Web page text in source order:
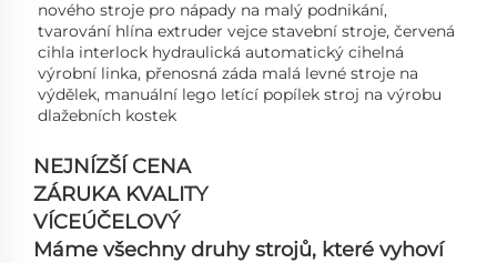
tvarování hlína extruder vejce stavební stroje, červená
cihla interlock hydraulická automatický cihelná
výrobní linka, přenosná záda malá levné stroje na
výdělek, manuální lego letící popílek stroj na výrobu
dlažebních kostek
NEJNÍZŠÍ CENA
ZÁRUKA KVALITY
VÍCEÚČELOVÝ
Máme všechny druhy strojů, které vyhoví